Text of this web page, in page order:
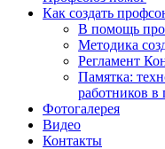
Как создать
В помощь
Методика
Регламент
Памятка:
работников в
Фотогалерея
Видео
Контакты